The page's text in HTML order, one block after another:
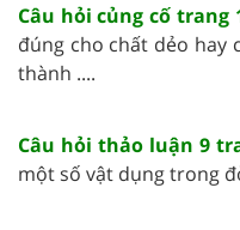
Câu hỏi củng cố trang
đúng cho chất dẻo hay
thành ....
Câu hỏi thảo luận 9
một số vật dụng trong